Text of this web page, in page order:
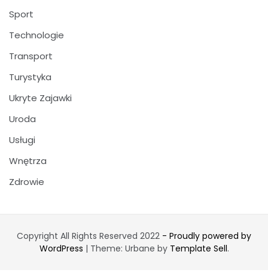
Sport
Technologie
Transport
Turystyka
Ukryte Zajawki
Uroda
Usługi
Wnętrza
Zdrowie
Copyright All Rights Reserved 2022 - Proudly powered by
WordPress | Theme: Urbane by Template Sell.